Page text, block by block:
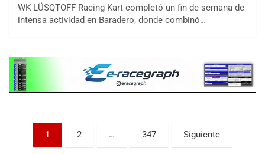
WK LÜSQTOFF Racing Kart completó un fin de semana de
intensa actividad en Baradero, donde combinó…
Paginación
1 2 … 347 Siguiente
08/09-AGO
Ramiro Tot (Asfalto)
KDO - F6
Ciudad de Trenque Lauquen (Asfalto)
Trenque Lauquen (Buenos Aires)
Villaguay (Entre Ríos)